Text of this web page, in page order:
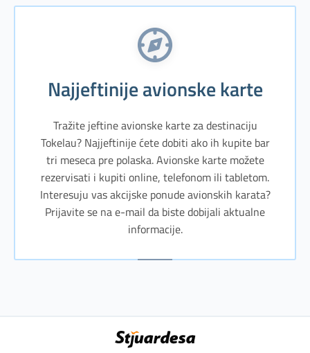
Najjeftinije avionske karte
Tražite jeftine avionske karte za destinaciju
Tokelau? Najjeftinije ćete dobiti ako ih kupite bar
tri meseca pre polaska. Avionske karte možete
rezervisati i kupiti online, telefonom ili tabletom.
Interesuju vas akcijske ponude avionskih karata?
Prijavite se na e-mail da biste dobijali aktualne
informacije.